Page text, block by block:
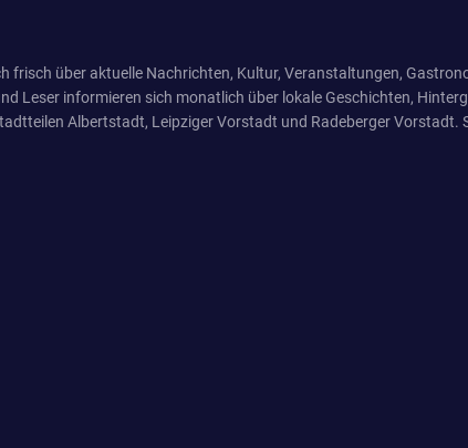
über aktuelle Nachrichten, Kultur, Veranstaltungen,
Leser informieren sich monatlich über lokale Geschichten,
Albertstadt, Leipziger Vorstadt und Radeberger Vorstadt.